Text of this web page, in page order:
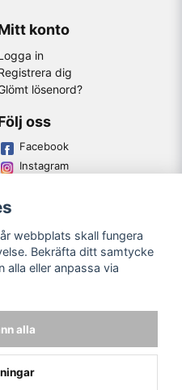
konto
in
dig
lösenord?
oss
Facebook
Instagram
webbplats skall fungera
Bekräfta ditt samtycke
eller anpassa via
alla